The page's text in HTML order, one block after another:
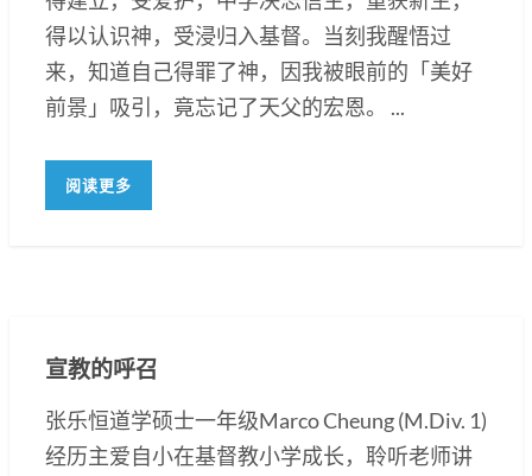
得以认识神，受浸归入基督。当刻我醒悟过
来，知道自己得罪了神，因我被眼前的「美好
前景」吸引，竟忘记了天父的宏恩。 ...
阅读更多
宣教的呼召
张乐恒道学硕士一年级Marco Cheung (M.Div. 1)
经历主爱自小在基督教小学成长，聆听老师讲